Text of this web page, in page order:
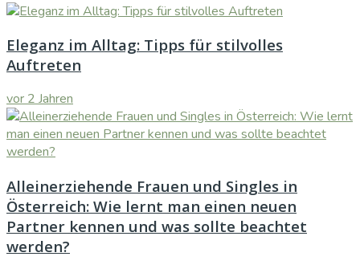
Eleganz im Alltag: Tipps für stilvolles
Auftreten
vor 2 Jahren
Alleinerziehende Frauen und Singles in
Österreich: Wie lernt man einen neuen
Partner kennen und was sollte beachtet
werden?